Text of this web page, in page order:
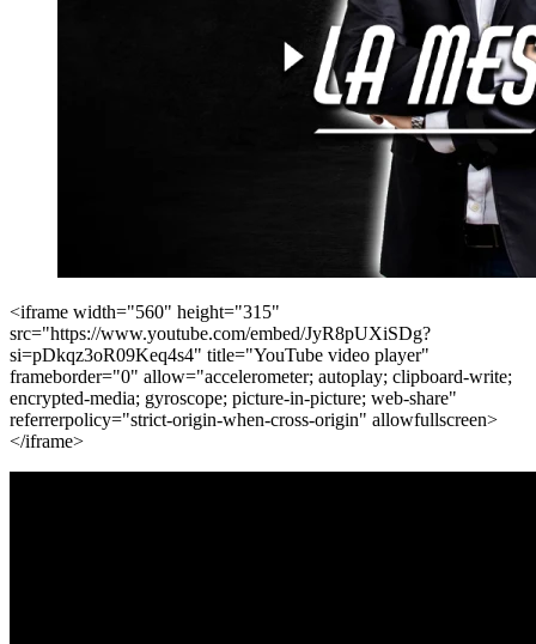
<iframe width="560" height="315"
src="https://www.youtube.com/embed/JyR8pUXiSDg?
si=pDkqz3oR09Keq4s4" title="YouTube video player"
frameborder="0" allow="accelerometer; autoplay; clipboard-write;
encrypted-media; gyroscope; picture-in-picture; web-share"
referrerpolicy="strict-origin-when-cross-origin" allowfullscreen>
</iframe>